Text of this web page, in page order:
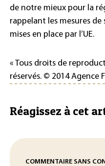
de notre mieux pour la
rappelant les mesures
mises en place par l’UE.
« Tous droits de
réservés. © 2014 Agence
Réagissez à cet
COMMENTAIRE SANS